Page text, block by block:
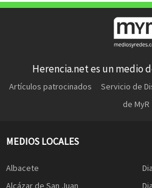
Herencia.net es un medio
Artículos patrocinados Servicio de
de MyR
MEDIOS LOCALES
Albacete
Alcázar de San Juan